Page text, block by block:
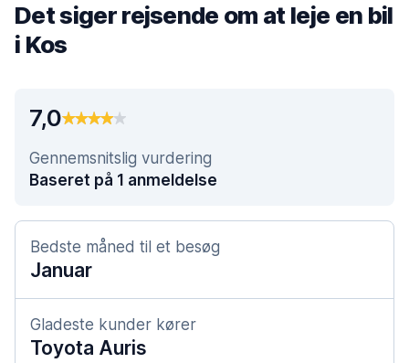
Det siger rejsende om at leje en bil
i Kos
7,0
Gennemsnitslig vurdering
Baseret på 1 anmeldelse
Bedste måned til et besøg
Januar
Gladeste kunder kører
Toyota Auris